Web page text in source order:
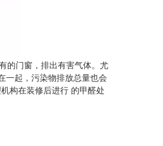
的门窗，排出有害气体。尤
一起，污染物排放总量也会
构在装修后进行 的甲醛处